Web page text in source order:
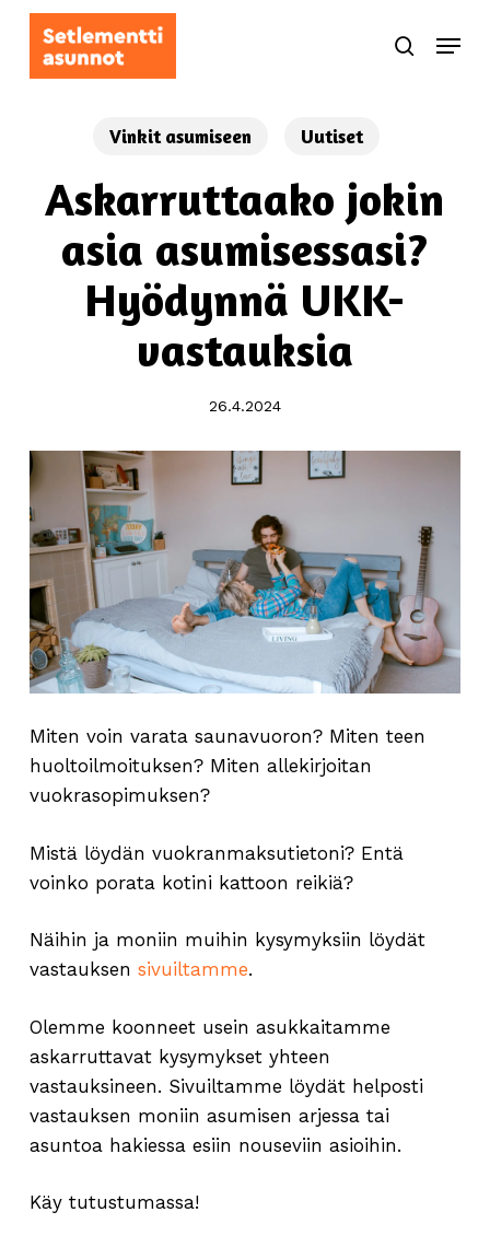
Skip
search
Menu
Vinkit asumiseen Uutiset
Askarruttaako jokin
asia asumisessasi?
Hyödynnä UKK-
vastauksia
26.4.2024
Miten voin varata saunavuoron? Miten teen
huoltoilmoituksen? Miten allekirjoitan
vuokrasopimuksen?
Mistä löydän vuokranmaksutietoni? Entä
voinko porata kotini kattoon reikiä?
Näihin ja moniin muihin kysymyksiin löydät
vastauksen sivuiltamme.
Olemme koonneet usein asukkaitamme
askarruttavat kysymykset yhteen
vastauksineen. Sivuiltamme löydät helposti
vastauksen moniin asumisen arjessa tai
asuntoa hakiessa esiin nouseviin asioihin.
Käy tutustumassa!